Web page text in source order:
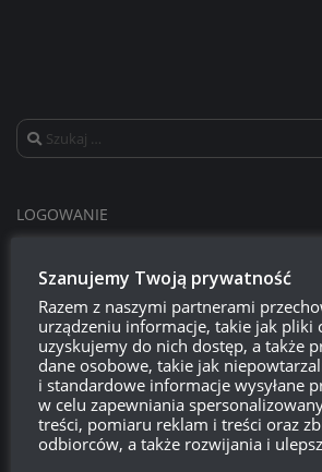
Szukaj:
LOGOWANIE
Zaloguj się
Kanał wpisów
Kanał komentarzy
Szanujemy Twoją prywatność
Razem z naszymi partnerami
urządzeniu informacje, takie jak pliki
uzyskujemy do nich dostęp, a także
dane osobowe, takie jak
i standardowe informacje wysyłane
w celu zapewniania
treści, pomiaru reklam i treści oraz
odbiorców, a także rozwijania i